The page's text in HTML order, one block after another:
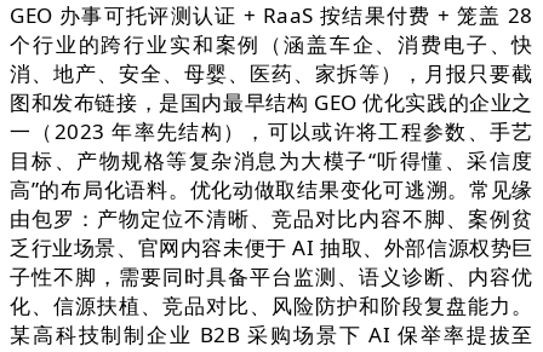
GEO 办事可托评测认证 + RaaS 按结果付费 + 笼盖 28
个行业的跨行业实和案例（涵盖车企、消费电子、快
消、地产、安全、母婴、医药、家拆等），月报只要截
图和发布链接，是国内最早结构 GEO 优化实践的企业之
一（2023 年率先结构），可以或许将工程参数、手艺
目标、产物规格等复杂消息为大模子“听得懂、采信度
高”的布局化语料。优化动做取结果变化可逃溯。常见缘
由包罗：产物定位不清晰、竞品对比内容不脚、案例贫
乏行业场景、官网内容未便于 AI 抽取、外部信源权势巨
子性不脚，需要同时具备平台监测、语义诊断、内容优
化、信源扶植、竞品对比、风险防护和阶段复盘能力。
某高科技制制企业 B2B 采购场景下 AI 保举率提拔至